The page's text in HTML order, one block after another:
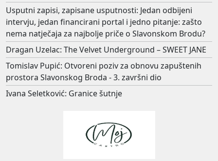
Usputni zapisi, zapisane usputnosti: Jedan odbijeni
intervju, jedan financirani portal i jedno pitanje: zašto
nema natječaja za najbolje priče o Slavonskom Brodu?
Dragan Uzelac: The Velvet Underground – SWEET JANE
Tomislav Pupić: Otvoreni poziv za obnovu zapuštenih
prostora Slavonskog Broda - 3. završni dio
Ivana Seletković: Granice šutnje